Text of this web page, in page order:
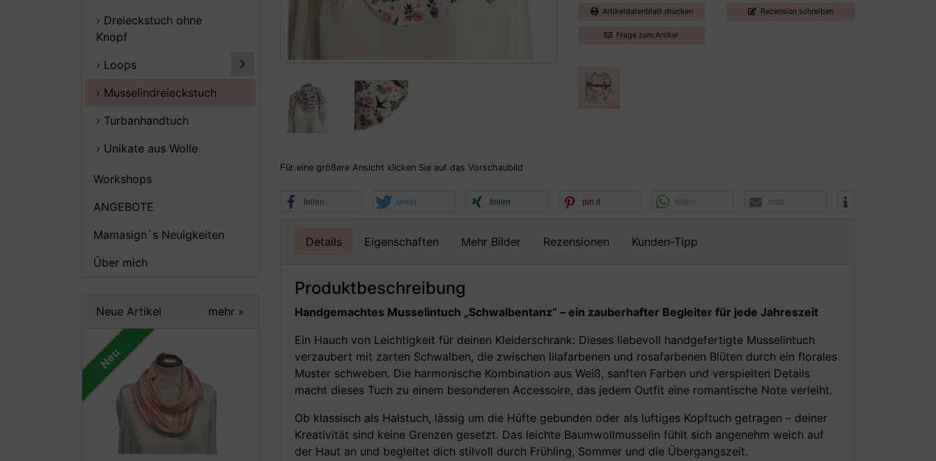
› Dreieckstuch ohne
Knopf
› Loops
› Musselindreieckstuch
› Turbanhandtuch
› Unikate aus Wolle
Workshops
ANGEBOTE
Mamasign´s Neuigkeiten
Über mich
Neue Artikel mehr »
Neu
Für eine größere Ansicht klicken Sie auf das Vorschaubild
Artikeldatenblatt drucken Rezension schreiben
Frage zum Artikel
teilen tweet teilen pin it teilen mail
Details Eigenschaften Mehr Bilder Rezensionen Kunden-Tipp
Produktbeschreibung
Handgemachtes Musselintuch „Schwalbentanz“ – ein zauberhafter Begleiter für jede Jahreszeit
Ein Hauch von Leichtigkeit für deinen Kleiderschrank: Dieses liebevoll handgefertigte Musselintuch
verzaubert mit zarten Schwalben, die zwischen lilafarbenen und rosafarbenen Blüten durch ein florales
Muster schweben. Die harmonische Kombination aus Weiß, sanften Farben und verspielten Details
macht dieses Tuch zu einem besonderen Accessoire, das jedem Outfit eine romantische Note verleiht.
Ob klassisch als Halstuch, lässig um die Hüfte gebunden oder als luftiges Kopftuch getragen – deiner
Kreativität sind keine Grenzen gesetzt. Das leichte Baumwollmusselin fühlt sich angenehm weich auf
der Haut an und begleitet dich stilvoll durch Frühling, Sommer und die Übergangszeit.